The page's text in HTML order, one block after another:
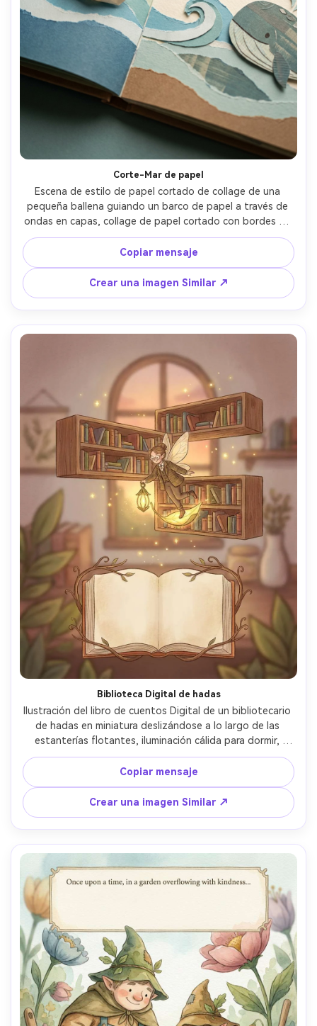
Corte-Mar de papel
Escena de estilo de papel cortado de collage de una
pequeña ballena guiando un barco de papel a través de
ondas en capas, collage de papel cortado con bordes de
tijeras visibles, lenguaje de forma audaz, composición de
extensión de libro de cuentos, paleta limitada, diseño de
personajes caprichosos, personaje consistente a través
de las páginas, espacio negativo limpio para el texto,
lente de 85 mm, profundidad de campo poco profunda,
iluminación cinematográfica suave- -ar 4:5
Copiar mensaje
Crear una imagen Similar ↗
Biblioteca Digital de hadas
Ilustración del libro de cuentos Digital de un bibliotecario
de hadas en miniatura deslizándose a lo largo de las
estanterías flotantes, iluminación cálida para dormir,
superposición de textura dibujada a mano, libro de
cuentos extendido con profundidad a través de formas
superpuestas, brillos suaves, diseño de personajes
consistente a través de las páginas, punto focal claro y
área segura para el texto, lente de 85 mm, profundidad
de campo poco profunda- -ar 4:5
Copiar mensaje
Crear una imagen Similar ↗